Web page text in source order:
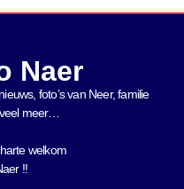
Naer
foto’s van Neer, familie
meer…
welkom
!!